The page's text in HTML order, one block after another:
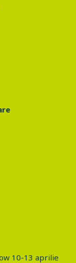
10-13 aprilie